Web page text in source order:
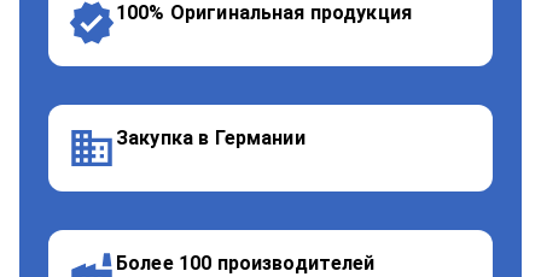
100% Оригинальная продукция
Закупка в Германии
Более 100 производителей